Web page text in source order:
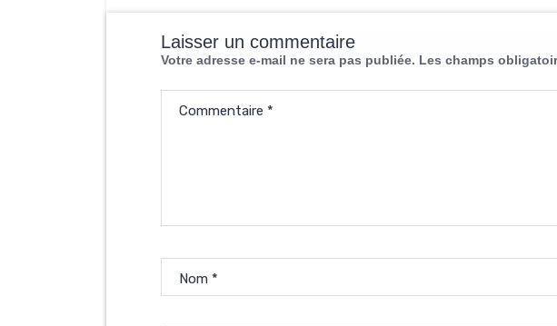
Laisser un commentaire
Votre adresse e-mail ne sera pas publiée. Les champs
Commentaire *
Nom *